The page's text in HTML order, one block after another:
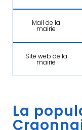
Mail de la
mairie
Site web de la
mairie
La